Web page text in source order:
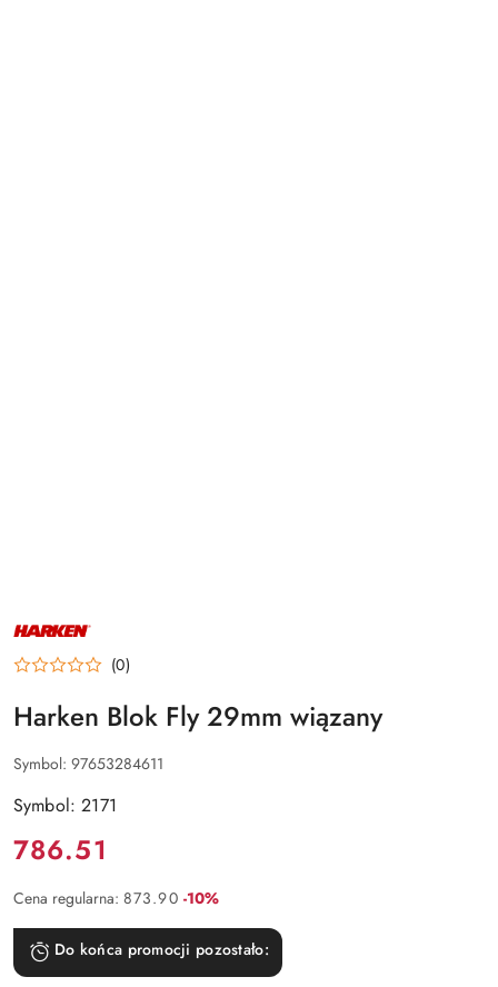
NAZWA
PRODUCENTA:
HARKEN (0)
Harken Blok Fly 29mm wiązany
Symbol: 97653284611
Symbol: 2171
Cena:
786.51
Cena regularna: 873.90 Rabat:
-10%
Do końca promocji pozostało: